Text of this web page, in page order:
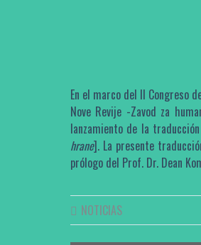
En el marco del II Congreso
Nove Revije -Zavod za
lanzamiento de la
hrane]. La presente
prólogo del Prof. Dr. Dean
NOTICIAS